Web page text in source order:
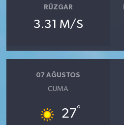
RÜZGAR
3.31 M/S
07 AĞUSTOS
CUMA
27°